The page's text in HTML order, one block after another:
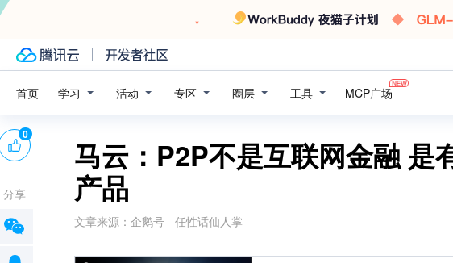
首页 学习 活动 专区 圈层 工具 MCP广场
马云：P2P不是互联网金融 是
产品
文章来源： 企鹅号 - 任性话仙人掌
0
分享